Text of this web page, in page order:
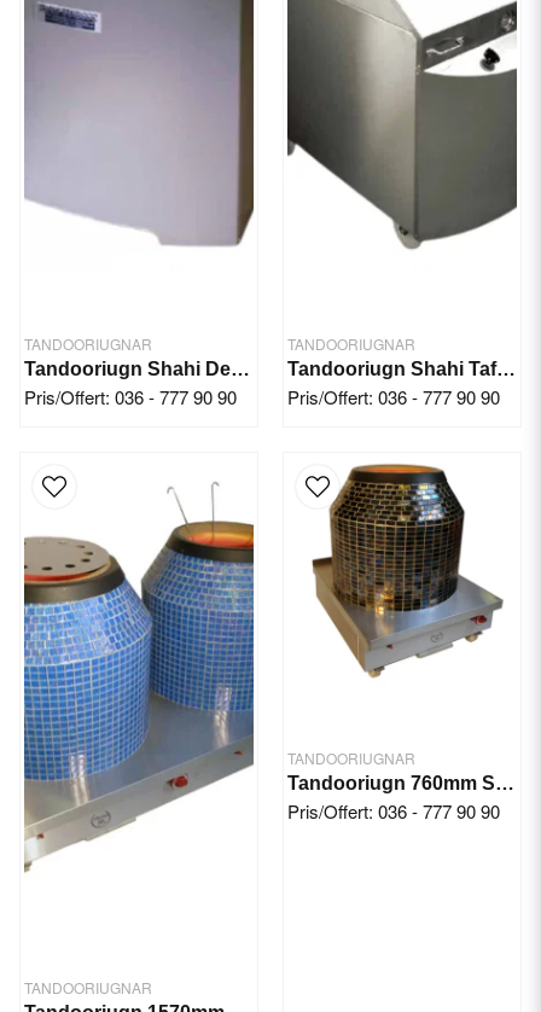
TANDOORIUGNAR
Tandooriugn Shahi Deluxe 980x890 mm
Pris/Offert: 036 - 777 90 90
TANDOORIUGNAR
Tandooriugn Shahi Taftoon 1130x1220 mm
Pris/Offert: 036 - 777 90 90
TANDOORIUGNAR
TANDOORIUGNAR
Tandooriugn 760mm Shaan Mosaic Single
Pris/Offert: 036 - 777 90 90